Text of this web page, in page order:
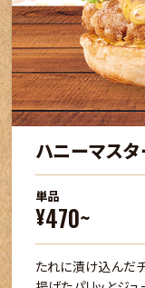
ハニーマス
単品
¥470~
たれに漬け込んだ